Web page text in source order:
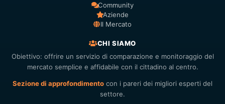
Community
Aziende
Il Mercato
CHI SIAMO
Obiettivo: offrire un servizio di comparazione e monitoraggio del
mercato semplice e affidabile con il cittadino al centro.
Sezione di approfondimento con i pareri dei migliori esperti del
settore.